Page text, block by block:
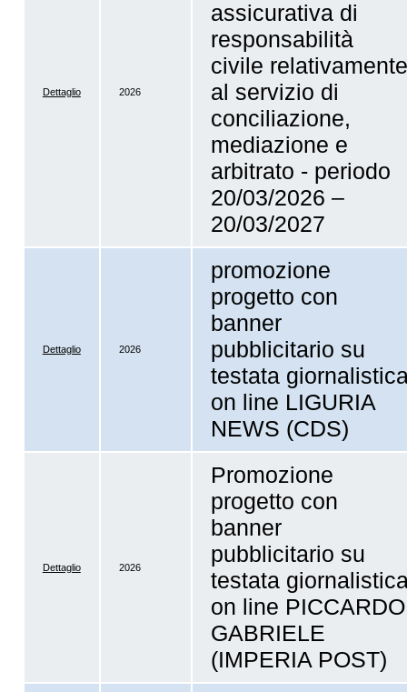
Dettaglio 2026
assicurativa di
responsabilità
civile relativamente
al servizio di
conciliazione,
mediazione e
arbitrato - periodo
20/03/2026 –
20/03/2027
Dettaglio 2026
promozione
progetto con
banner
pubblicitario su
testata
on line LIGURIA
NEWS (CDS)
Dettaglio 2026
Promozione
progetto con
banner
pubblicitario su
testata
on line PICCARDO
GABRIELE
(IMPERIA POST)